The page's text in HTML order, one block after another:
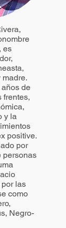
es
madre.
de
frentes,
y la
positive.
por
personas
las
como
Negro-